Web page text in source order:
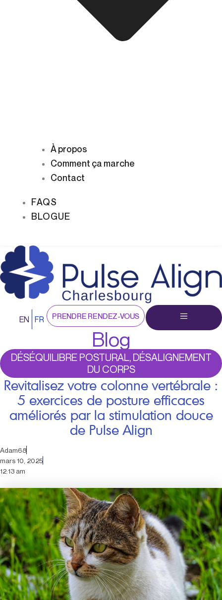
À propos
Comment ça marche
Contact
FAQS
BLOGUE
EN FR PRENDRE RENDEZ-VOUS
Blog
DÉSÉQUILIBRE POSTURAL, DÉSALIGNEMENT
DU CORPS
Revitalisez votre colonne vertébrale :
5 exercices de posture efficaces
améliorés par la stimulation douce
de Pulse Align
Adam68
mars 10, 2025
12:13 am